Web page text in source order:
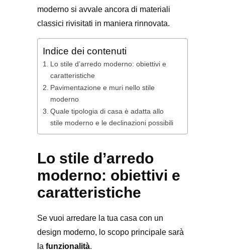
moderno si avvale ancora di materiali
classici rivisitati in maniera rinnovata.
Indice dei contenuti
Lo stile d’arredo moderno: obiettivi e
caratteristiche
Pavimentazione e muri nello stile
moderno
Quale tipologia di casa è adatta allo
stile moderno e le declinazioni possibili
Lo stile d’arredo
moderno: obiettivi e
caratteristiche
Se vuoi arredare la tua casa con un
design moderno, lo scopo principale sarà
la funzionalità.